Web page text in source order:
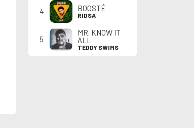
4 BOOSTÉ
RIDSA
5
MR. KNOW IT
ALL
TEDDY SWIMS